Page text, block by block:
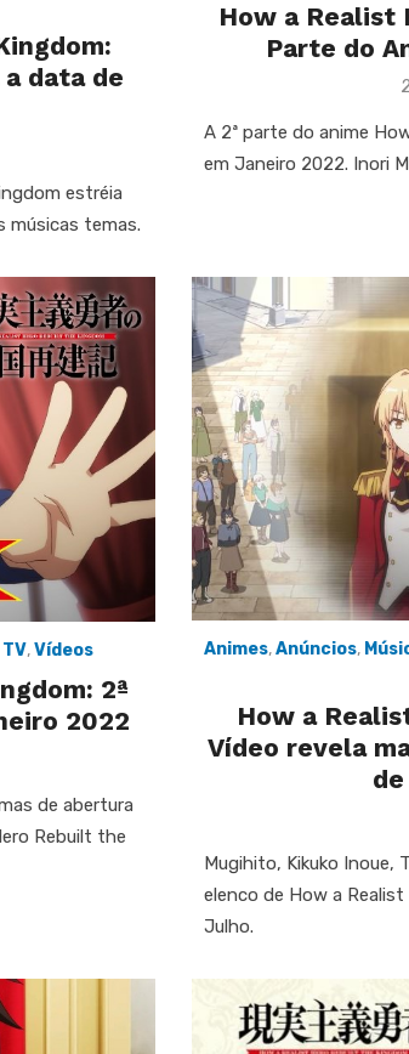
data de
estréia
músicas temas.
How a Realist
Parte do
A 2ª parte do anime
em Janeiro 2022. Inori
TV,Vídeos
2ª
2022
de abertura
Rebuilt the
Animes,Anúncios,
How a
Vídeo revela
Mugihito, Kikuko Inoue,
elenco de How a
Julho.